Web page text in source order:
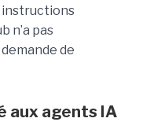
instructions
n’a pas
de
aux agents IA